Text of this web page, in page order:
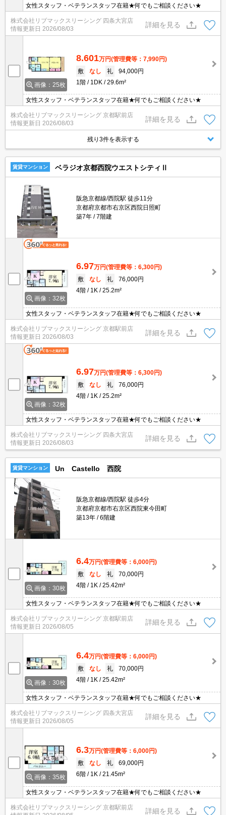
女性スタッフ・ベテランスタッフ在籍★何でもご相談ください★
株式会社リブマックスリーシング 四条大宮店
情報更新日 2026/08/03
詳細を見る
画像：25枚
8.601万円(管理費等：7,990円)
敷
なし 礼
94,000円
1階
1DK 29.6m²
女性スタッフ・ベテランスタッフ在籍★何でもご相談ください★
株式会社リブマックスリーシング 京都駅前店
情報更新日 2026/08/03
詳細を見る
残り3件を表示する
賃貸マンション ベラジオ京都西院ウエストシティⅡ
阪急京都線/西院駅 徒歩11分
京都府京都市右京区西院日照町
築7年
7階建
画像：32枚
6.97万円(管理費等：6,300円)
敷
なし 礼
76,000円
4階
1K 25.2m²
女性スタッフ・ベテランスタッフ在籍★何でもご相談ください★
株式会社リブマックスリーシング 京都駅前店
情報更新日 2026/08/03
詳細を見る
画像：32枚
6.97万円(管理費等：6,300円)
敷
なし 礼
76,000円
4階
1K 25.2m²
女性スタッフ・ベテランスタッフ在籍★何でもご相談ください★
株式会社リブマックスリーシング 四条大宮店
情報更新日 2026/08/03
詳細を見る
賃貸マンション Un Castello 西院
阪急京都線/西院駅 徒歩4分
京都府京都市右京区西院東今田町
築13年
6階建
画像：30枚
6.4万円(管理費等：6,000円)
敷
なし 礼
70,000円
4階
1K 25.42m²
女性スタッフ・ベテランスタッフ在籍★何でもご相談ください★
株式会社リブマックスリーシング 京都駅前店
情報更新日 2026/08/05
詳細を見る
画像：30枚
6.4万円(管理費等：6,000円)
敷
なし 礼
70,000円
4階
1K 25.42m²
女性スタッフ・ベテランスタッフ在籍★何でもご相談ください★
株式会社リブマックスリーシング 四条大宮店
情報更新日 2026/08/05
詳細を見る
画像：35枚
6.3万円(管理費等：6,000円)
敷
なし 礼
69,000円
6階
1K 21.45m²
女性スタッフ・ベテランスタッフ在籍★何でもご相談ください★
株式会社リブマックスリーシング 京都駅前店
詳細を見る